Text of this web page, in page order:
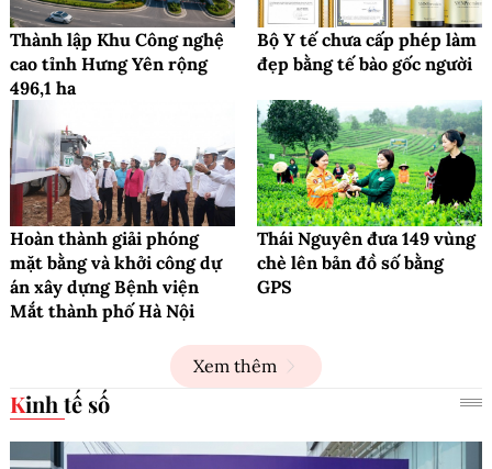
ICFM 2026: Mở lối phát triển Y học bào
thai trong kỷ nguyên mới
Y TẾ SỐ
Thành lập Khu Công nghệ
cao tỉnh Hưng Yên rộng
đẹp bằng tế bào gốc người